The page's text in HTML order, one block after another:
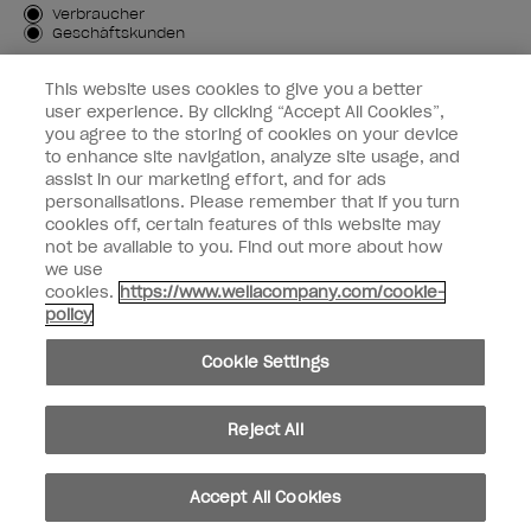
Kundenart
Verbraucher
Geschäftskunden
MICH ANMELDEN
Kundeninformationen
OPI & Sie
instagramfacebook
Copyright 2026, Wella Operations US LLC. Alle Rechte vorbehalten.
This website uses cookies to give you a better
user experience. By clicking “Accept All Cookies”,
you agree to the storing of cookies on your device
to enhance site navigation, analyze site usage, and
assist in our marketing effort, and for ads
personalisations. Please remember that if you turn
cookies off, certain features of this website may
not be available to you. Find out more about how
we use
cookies. https://www.wellacompany.com/cookie-
policy
Cookie Settings
Reject All
Accept All Cookies